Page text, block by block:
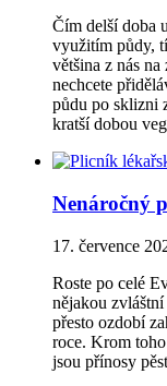
Čím delší doba
využitím půdy,
většina z nás
nechcete
půdu po sklizni
kratší dobou
Nenáročný
17. července
Roste po celé
nějakou
přesto ozdobí
roce. Krom
jsou přínosy